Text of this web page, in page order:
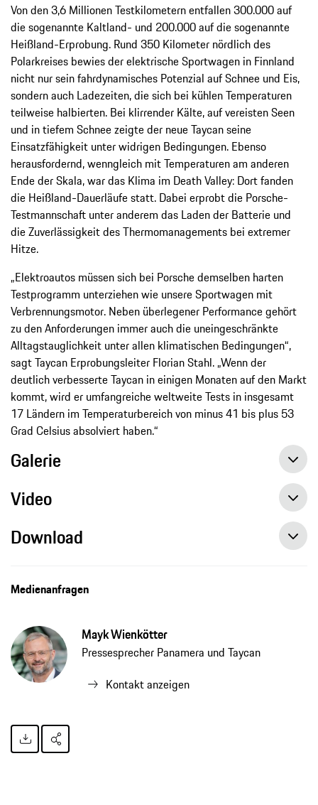
Von den 3,6 Millionen Testkilometern entfallen 300.000 auf
die sogenannte Kaltland- und 200.000 auf die sogenannte
Heißland-Erprobung. Rund 350 Kilometer nördlich des
Polarkreises bewies der elektrische Sportwagen in Finnland
nicht nur sein fahrdynamisches Potenzial auf Schnee und Eis,
sondern auch Ladezeiten, die sich bei kühlen Temperaturen
teilweise halbierten. Bei klirrender Kälte, auf vereisten Seen
und in tiefem Schnee zeigte der neue Taycan seine
Einsatzfähigkeit unter widrigen Bedingungen. Ebenso
herausfordernd, wenngleich mit Temperaturen am anderen
Ende der Skala, war das Klima im Death Valley: Dort fanden
die Heißland-Dauerläufe statt. Dabei erprobt die Porsche-
Testmannschaft unter anderem das Laden der Batterie und
die Zuverlässigkeit des Thermomanagements bei extremer
Hitze.
„Elektroautos müssen sich bei Porsche demselben harten
Testprogramm unterziehen wie unsere Sportwagen mit
Verbrennungsmotor. Neben überlegener Performance gehört
zu den Anforderungen immer auch die uneingeschränkte
Alltagstauglichkeit unter allen klimatischen Bedingungen“,
sagt Taycan Erprobungsleiter Florian Stahl. „Wenn der
deutlich verbesserte Taycan in einigen Monaten auf den Markt
kommt, wird er umfangreiche weltweite Tests in insgesamt
17 Ländern im Temperaturbereich von minus 41 bis plus 53
Grad Celsius absolviert haben.“
Galerie
Video
Download
Medienanfragen
Mayk Wienkötter
Pressesprecher Panamera und Taycan
Kontakt anzeigen